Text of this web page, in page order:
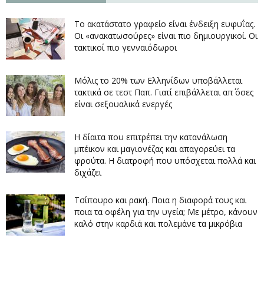
Το ακατάστατο γραφείο είναι ένδειξη ευφυΐας.
Οι «ανακατωσούρες» είναι πιο δημιουργικοί. Οι
τακτικοί πιο γενναιόδωροι
Μόλις το 20% των Ελληνίδων υποβάλλεται
τακτικά σε τεστ Παπ. Γιατί επιβάλλεται απ΄ όσες
είναι σεξουαλικά ενεργές
Η δίαιτα που επιτρέπει την κατανάλωση
μπέικον και μαγιονέζας και απαγορεύει τα
φρούτα. Η διατροφή που υπόσχεται πολλά και
διχάζει
Τσίπουρο και ρακή. Ποια η διαφορά τους και
ποια τα οφέλη για την υγεία; Με μέτρο, κάνουν
καλό στην καρδιά και πολεμάνε τα μικρόβια